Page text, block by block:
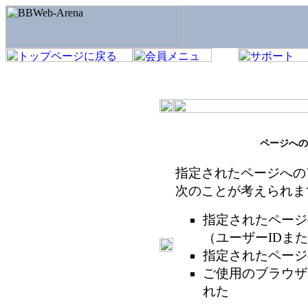
ページへ
指定されたページへ
次のことが考えられ
指定されたペー
（ユーザーIDま
指定されたペー
ご使用のブラウ
れた